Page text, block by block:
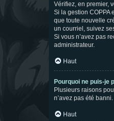
Vérifiez, en premier,
Si la gestion COPPA
que toute nouvelle
un courriel, suivez
Si vous n’avez pas
administrateur.
Haut
Pourquoi ne puis-je
Plusieurs raisons
n’avez pas été
Haut